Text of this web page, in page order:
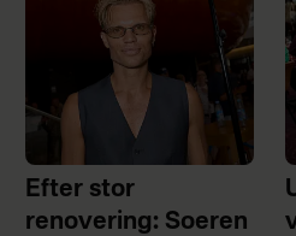
Efter stor
renovering: Soeren